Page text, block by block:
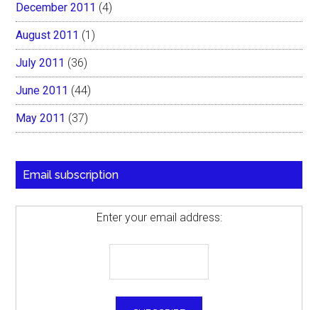
December 2011 (4)
August 2011 (1)
July 2011 (36)
June 2011 (44)
May 2011 (37)
Email subscription
Enter your email address: